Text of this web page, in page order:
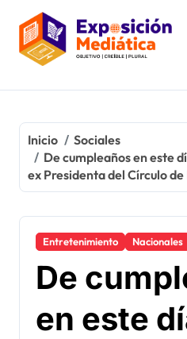
contenido
Inicio
Sociales
De cumpleaños en este
ex Presidenta del Círculo
Entretenimiento Nacionales
De
en este